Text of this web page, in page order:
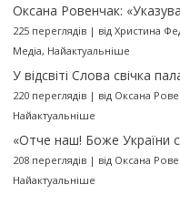
Оксана Ровенчак:
225 переглядів| від Христина
Медіа, Найактуальніше
У відсвіті Слова свічка
220 переглядів| від Оксана
Найактуальніше
«Отче наш! Боже України
208 переглядів| від Оксана
Найактуальніше